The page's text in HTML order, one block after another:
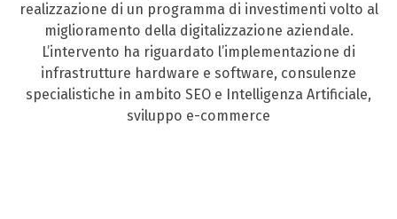
realizzazione di un programma di investimenti volto al
miglioramento della digitalizzazione aziendale.
L’intervento ha riguardato l’implementazione di
infrastrutture hardware e software, consulenze
specialistiche in ambito SEO e Intelligenza Artificiale,
sviluppo e-commerce